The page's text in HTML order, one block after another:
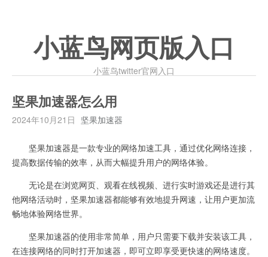
小蓝鸟网页版入口
小蓝鸟twitter官网入口
坚果加速器怎么用
2024年10月21日 坚果加速器
坚果加速器是一款专业的网络加速工具，通过优化网络连接，
提高数据传输的效率，从而大幅提升用户的网络体验。
无论是在浏览网页、观看在线视频、进行实时游戏还是进行其
他网络活动时，坚果加速器都能够有效地提升网速，让用户更加流
畅地体验网络世界。
坚果加速器的使用非常简单，用户只需要下载并安装该工具，
在连接网络的同时打开加速器，即可立即享受更快速的网络速度。